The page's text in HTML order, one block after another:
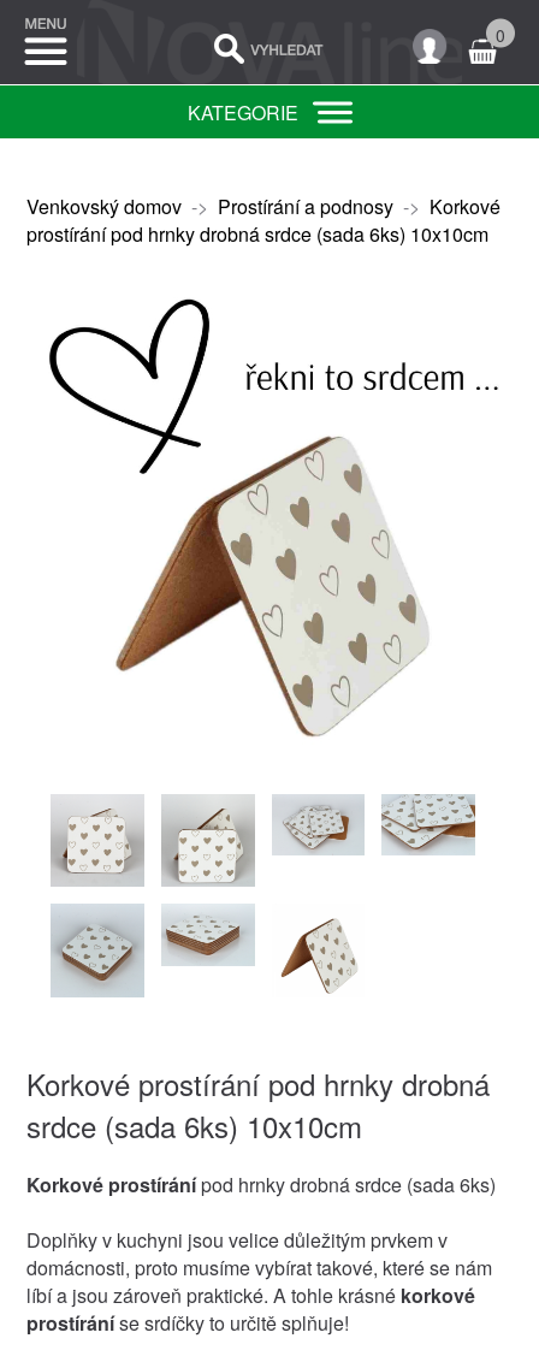
0
KATEGORIE
Venkovský domov-> Prostírání a podnosy-> Korkové
prostírání pod hrnky drobná srdce (sada 6ks) 10x10cm
Korkové prostírání pod hrnky drobná
srdce (sada 6ks) 10x10cm
Korkové prostíránípod hrnky drobná srdce (sada 6ks)
Doplňky v kuchyni jsou velice důležitým prvkem v
domácnosti, proto musíme vybírat takové, které se nám
líbí a jsou zároveň praktické. A tohle krásné korkové
prostíráníse srdíčky to určitě splňuje!